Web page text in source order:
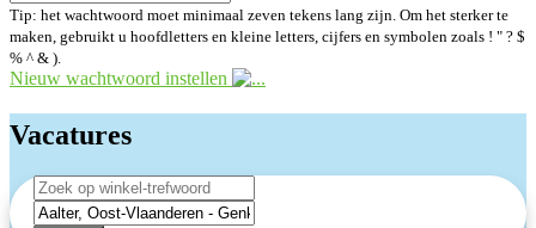
Tip: het wachtwoord moet minimaal zeven tekens lang zijn. Om het sterker te
maken, gebruikt u hoofdletters en kleine letters, cijfers en symbolen zoals ! " ? $
% ^ & ).
Nieuw wachtwoord instellen
Vacatures